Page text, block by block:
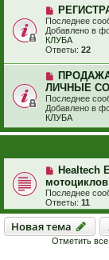
Последнее
Добавлено в
КЛУБА
Ответы: 22
ЛИЧНЫЕ
Последнее
Добавлено в
КЛУБА
Healtech
мотоциклов
Последнее
Ответы: 11
Новая тема
Новаятема
Отметить